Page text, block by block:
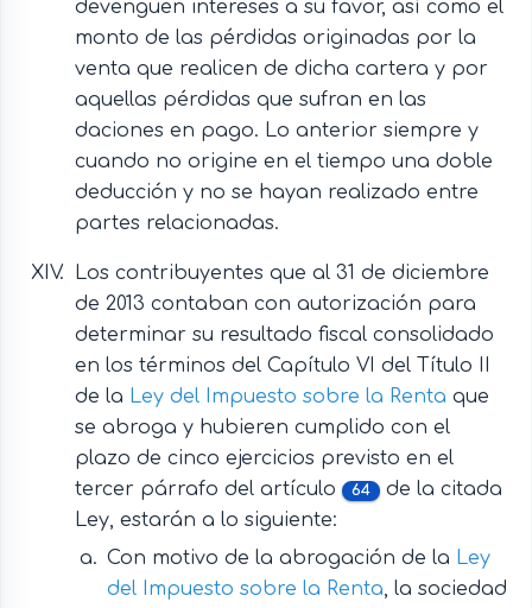
devenguen intereses a su favor, así como el
monto de las pérdidas originadas por la
venta que realicen de dicha cartera y por
aquellas pérdidas que sufran en las
daciones en pago. Lo anterior siempre y
cuando no origine en el tiempo una doble
deducción y no se hayan realizado entre
partes relacionadas.
Los contribuyentes que al 31 de diciembre
de 2013 contaban con autorización para
determinar su resultado fiscal consolidado
en los términos del Capítulo VI del Título II
de la Ley del Impuesto sobre la Renta que
se abroga y hubieren cumplido con el
plazo de cinco ejercicios previsto en el
tercer párrafo del artículo
64 de la citada
Ley, estarán a lo siguiente:
Con motivo de la abrogación de la Ley
del Impuesto sobre la Renta, la sociedad